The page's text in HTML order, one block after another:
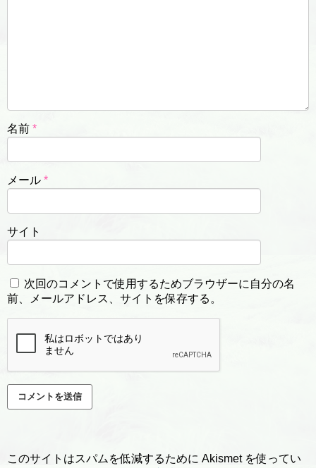
名前 *
メール *
サイト
次回のコメントで使用するためブラウザーに自分の名
前、メールアドレス、サイトを保存する。
このサイトはスパムを低減するために Akismet を使ってい